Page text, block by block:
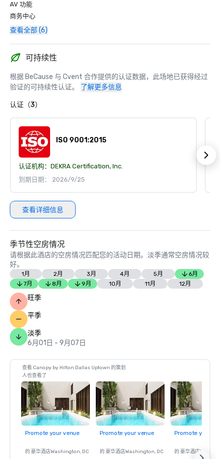
AV 功能
商务中心
查看全部 (6)
可持续性
根据 BeCause 与 Cvent 合作提供的认证数据，此场地已获得经过
验证的可持续性认证。
了解更多信息
认证（3）
ISO 9001:2015
认证机构： DEKRA Certification, Inc.
到期日期： 2026/9/25
查看详细信息
季节性空房情况
请根据此酒店的空房情况匹配您的活动日期。淡季通常空房情况较
好。
1月 2月 3月 4月 5月
6月
7月
8月 9月 10月 11月 12月
旺季
平季
淡季
6月01日 - 9月07日
查看 Canopy by Hilton Dallas Uptown 的策划
人也查看了
Promote your venue
的 豪华酒店Washington, DC
Promote your venue
的 豪华酒店Washington, DC
Promote your
的 豪华酒店